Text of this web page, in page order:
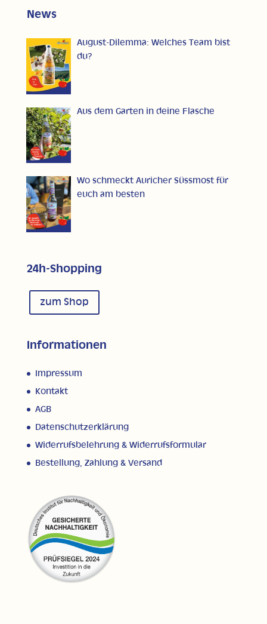
News
August-Dilemma: Welches Team bist
du?
Aus dem Garten in deine Flasche
Wo schmeckt Auricher Süssmost für
euch am besten
24h-Shopping
zum Shop
Informationen
Impressum
Kontakt
AGB
Datenschutzerklärung
Widerrufsbelehrung & Widerrufsformular
Bestellung, Zahlung & Versand